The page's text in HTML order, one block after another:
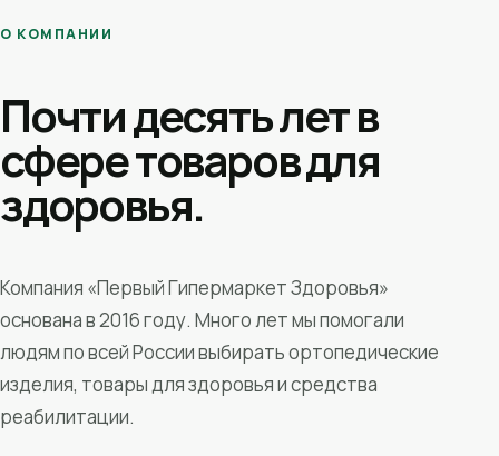
О КОМПАНИИ
Почти десять лет в
сфере товаров для
здоровья.
Компания «Первый Гипермаркет Здоровья»
основана в 2016 году. Много лет мы помогали
людям по всей России выбирать ортопедические
изделия, товары для здоровья и средства
реабилитации.